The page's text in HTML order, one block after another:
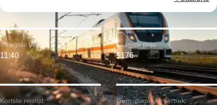
Kortste reistijd:
Vroegste vertrek:
11:40
Laagste prijs:
$176
Gem. dagelijks vertrek: